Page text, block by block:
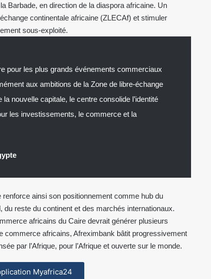
Barbade, en direction de la diaspora africaine. Un
continentale africaine (ZLECAf) et stimuler
sous-exploité.
pour les plus grands événements commerciaux
aux ambitions de la Zone de libre-échange
nouvelle capitale, le centre consolide l’identité
les investissements, le commerce et la
renforce ainsi son positionnement comme hub du
reste du continent et des marchés internationaux.
africains du Caire devrait générer plusieurs
commerce africains, Afreximbank bâtit progressivement
par l’Afrique, pour l’Afrique et ouverte sur le monde.
Myafrica24